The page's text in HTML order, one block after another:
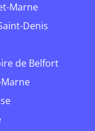
Marne
Denis
de Belfort
Marne